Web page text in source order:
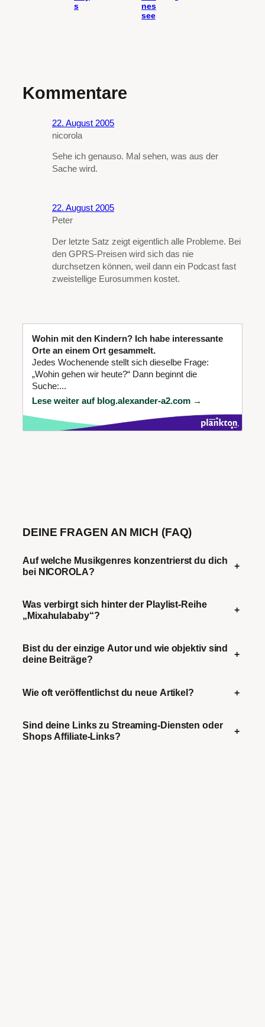
s
nes
see
Kommentare
22. August 2005
nicorola
Sehe ich genauso. Mal sehen, was aus der
Sache wird.
22. August 2005
Peter
Der letzte Satz zeigt eigentlich alle Probleme. Bei
den GPRS-Preisen wird sich das nie
durchsetzen können, weil dann ein Podcast fast
zweistellige Eurosummen kostet.
Wohin mit den Kindern? Ich habe interessante
Orte an einem Ort gesammelt.
Jedes Wochenende stellt sich dieselbe Frage:
„Wohin gehen wir heute?“ Dann beginnt die
Suche:...
Lese weiter auf blog.alexander-a2.com →
DEINE FRAGEN AN MICH (FAQ)
Auf welche Musikgenres konzentrierst du dich
bei NICOROLA?
+
Was verbirgt sich hinter der Playlist-Reihe
„Mixahulababy“?
+
Bist du der einzige Autor und wie objektiv sind
deine Beiträge?
+
Wie oft veröffentlichst du neue Artikel? +
Sind deine Links zu Streaming-Diensten oder
Shops Affiliate-Links?
+